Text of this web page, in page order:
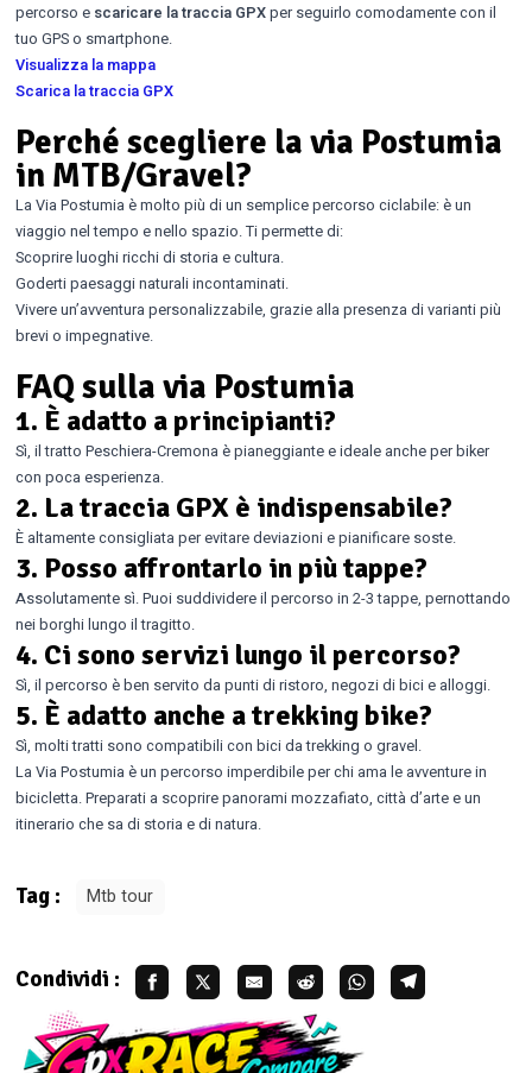
percorso e scaricare la traccia GPXper seguirlo comodamente con il
tuo GPS o smartphone.
Visualizza la mappa
Scarica la traccia GPX
Perché scegliere la via Postumia
in MTB/Gravel?
La Via Postumia è molto più di un semplice percorso ciclabile: è un
viaggio nel tempo e nello spazio. Ti permette di:
Scoprire luoghi ricchi di storia e cultura.
Goderti paesaggi naturali incontaminati.
Vivere un’avventura personalizzabile, grazie alla presenza di varianti più
brevi o impegnative.
FAQ sulla via Postumia
1. È adatto a principianti?
Sì, il tratto Peschiera-Cremona è pianeggiante e ideale anche per biker
con poca esperienza.
2. La traccia GPX è indispensabile?
È altamente consigliata per evitare deviazioni e pianificare soste.
3. Posso affrontarlo in più tappe?
Assolutamente sì. Puoi suddividere il percorso in 2-3 tappe, pernottando
nei borghi lungo il tragitto.
4. Ci sono servizi lungo il percorso?
Sì, il percorso è ben servito da punti di ristoro, negozi di bici e alloggi.
5. È adatto anche a trekking bike?
Sì, molti tratti sono compatibili con bici da trekking o gravel.
La Via Postumia è un percorso imperdibile per chi ama le avventure in
bicicletta. Preparati a scoprire panorami mozzafiato, città d’arte e un
itinerario che sa di storia e di natura.
Tag : Mtb tour
Condividi :